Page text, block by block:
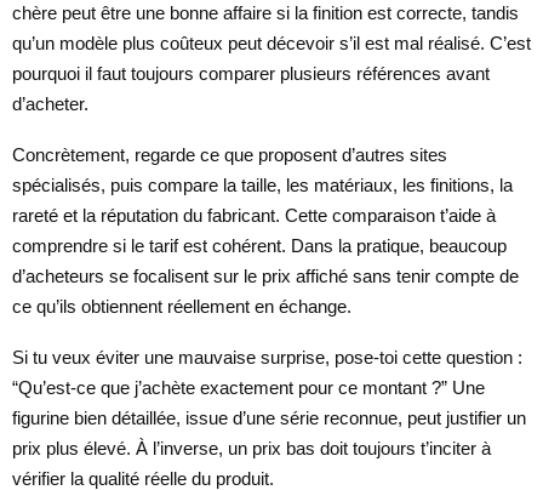
chère peut être une bonne affaire si la finition est correcte, tandis
qu’un modèle plus coûteux peut décevoir s’il est mal réalisé. C’est
pourquoi il faut toujours comparer plusieurs références avant
d’acheter.
Concrètement, regarde ce que proposent d’autres sites
spécialisés, puis compare la taille, les matériaux, les finitions, la
rareté et la réputation du fabricant. Cette comparaison t’aide à
comprendre si le tarif est cohérent. Dans la pratique, beaucoup
d’acheteurs se focalisent sur le prix affiché sans tenir compte de
ce qu’ils obtiennent réellement en échange.
Si tu veux éviter une mauvaise surprise, pose-toi cette question :
“Qu’est-ce que j’achète exactement pour ce montant ?” Une
figurine bien détaillée, issue d’une série reconnue, peut justifier un
prix plus élevé. À l’inverse, un prix bas doit toujours t’inciter à
vérifier la qualité réelle du produit.